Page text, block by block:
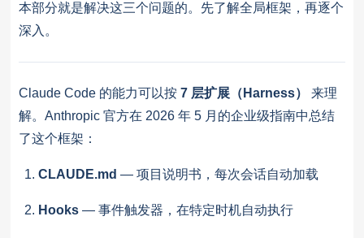
本部分就是解决这三个问题的。先了解全局框架，再逐个
深入。
Claude Code 的能力可以按7 层扩展（Harness）
来理
解。Anthropic 官方在 2026 年 5 月的企业级指南中总结
了这个框架：
CLAUDE.md — 项目说明书，每次会话自动加载
Hooks — 事件触发器，在特定时机自动执行